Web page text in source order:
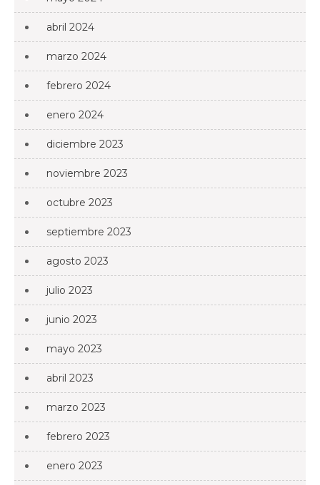
abril 2024
marzo 2024
febrero 2024
enero 2024
diciembre 2023
noviembre 2023
octubre 2023
septiembre 2023
agosto 2023
julio 2023
junio 2023
mayo 2023
abril 2023
marzo 2023
febrero 2023
enero 2023